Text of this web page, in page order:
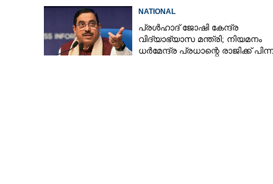
NATIONAL
പ്രൾഹാദ് ജോഷി കേന്ദ്ര
വിദ്യാഭ്യാസ മന്ത്രി; നിയമനം
ധർമേന്ദ്ര പ്രധാന്റെ രാജിക്ക്